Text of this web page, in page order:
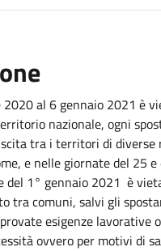
2020 al 6 gennaio 2021 è
nazionale, ogni
tra i territori di diverse
e nelle giornate del 25 e
del 1° gennaio 2021 è
tra comuni, salvi gli
esigenze lavorative o
ovvero per motivi di